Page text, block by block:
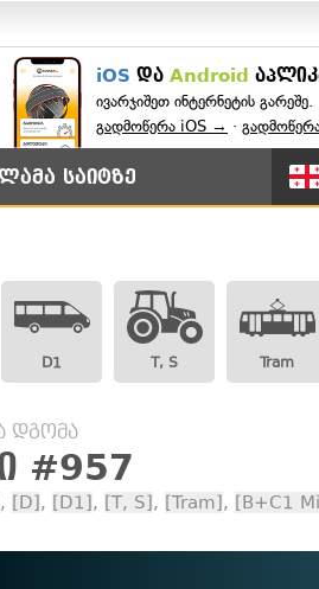
iOS და Android
ივარჯიშეთ ინტერნეტის გარეშე.
გადმოწერა iOS → ·
საიტზე
D1 T, S Tram
დგომა
#957
, [D], [D1], [T, S], [Tram], [B+C1